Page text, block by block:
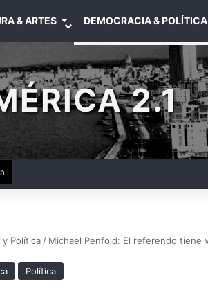
& ARTES DEMOCRACIA & POLÍTICA
2.1
y Política / Michael Penfold: El referendo tiene
Política